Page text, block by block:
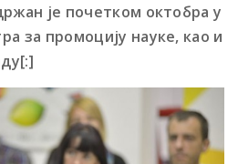
је почетком октобра у
за промоцију науке, као и